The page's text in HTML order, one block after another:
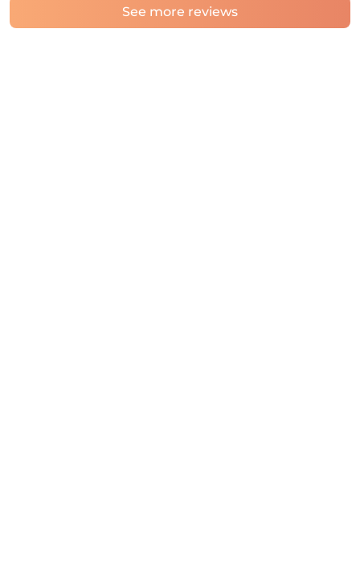
See more reviews